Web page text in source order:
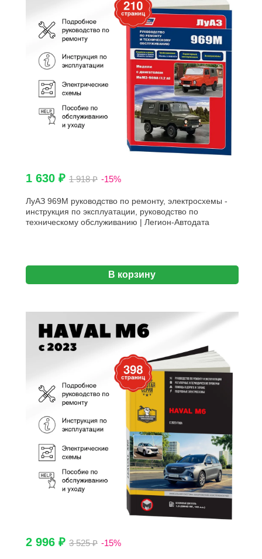
1 630 ₽ 1 918 ₽ -15%
ЛуАЗ 969М руководство по ремонту, электросхемы -
инструкция по эксплуатации, руководство по
техническому обслуживанию | Легион-Автодата
В корзину
2 996 ₽ 3 525 ₽ -15%